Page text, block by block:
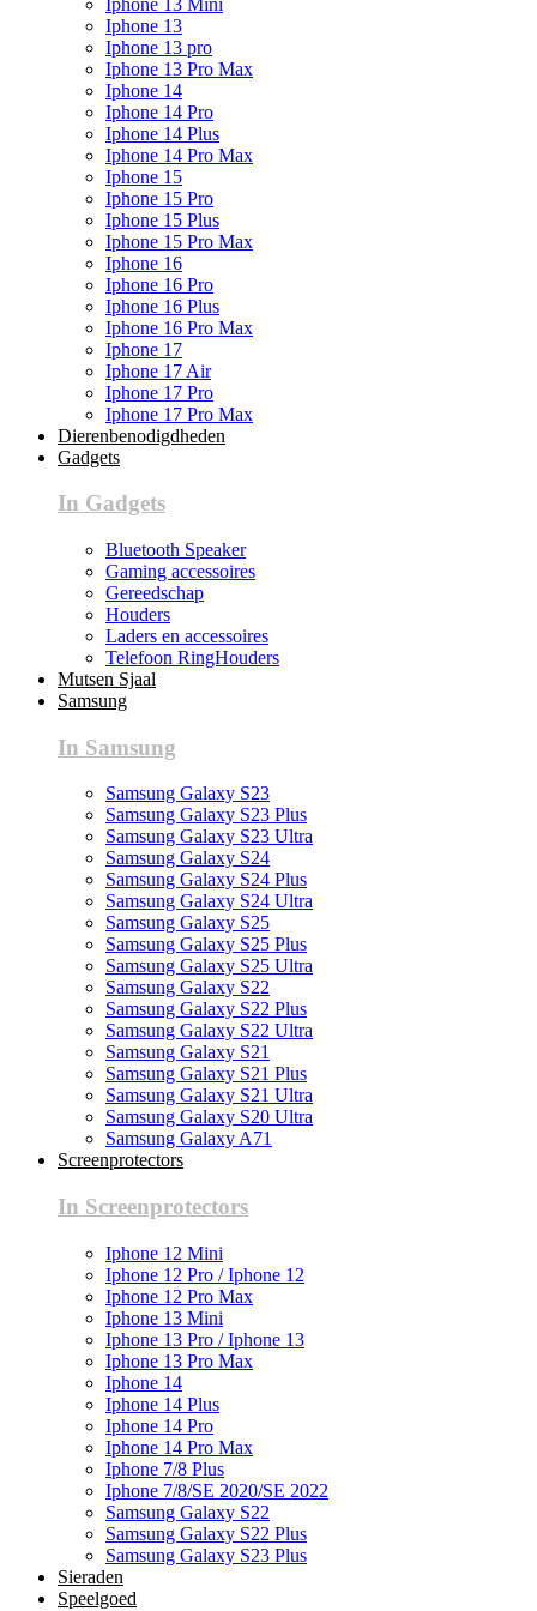
Iphone 13
Iphone 13 pro
Iphone 13 Pro Max
Iphone 14
Iphone 14 Pro
Iphone 14 Plus
Iphone 14 Pro Max
Iphone 15
Iphone 15 Pro
Iphone 15 Plus
Iphone 15 Pro Max
Iphone 16
Iphone 16 Pro
Iphone 16 Plus
Iphone 16 Pro Max
Iphone 17
Iphone 17 Air
Iphone 17 Pro
Iphone 17 Pro Max
Dierenbenodigdheden
Gadgets
In Gadgets
Bluetooth Speaker
Gaming accessoires
Gereedschap
Houders
Laders en accessoires
Telefoon RingHouders
Mutsen Sjaal
Samsung
In Samsung
Samsung Galaxy S23
Samsung Galaxy S23 Plus
Samsung Galaxy S23 Ultra
Samsung Galaxy S24
Samsung Galaxy S24 Plus
Samsung Galaxy S24 Ultra
Samsung Galaxy S25
Samsung Galaxy S25 Plus
Samsung Galaxy S25 Ultra
Samsung Galaxy S22
Samsung Galaxy S22 Plus
Samsung Galaxy S22 Ultra
Samsung Galaxy S21
Samsung Galaxy S21 Plus
Samsung Galaxy S21 Ultra
Samsung Galaxy S20 Ultra
Samsung Galaxy A71
Screenprotectors
In Screenprotectors
Iphone 12 Mini
Iphone 12 Pro / Iphone 12
Iphone 12 Pro Max
Iphone 13 Mini
Iphone 13 Pro / Iphone 13
Iphone 13 Pro Max
Iphone 14
Iphone 14 Plus
Iphone 14 Pro
Iphone 14 Pro Max
Iphone 7/8 Plus
Iphone 7/8/SE 2020/SE 2022
Samsung Galaxy S22
Samsung Galaxy S22 Plus
Samsung Galaxy S23 Plus
Sieraden
Speelgoed